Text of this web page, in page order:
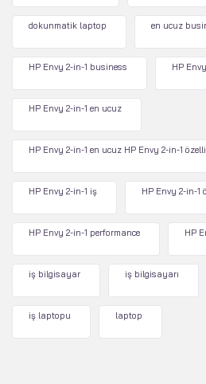
dokunmatik laptop en ucuz
HP Envy 2-in-1 business HP
HP Envy 2-in-1 en ucuz
HP Envy 2-in-1 en ucuz HP Envy 2-in-1
HP Envy 2-in-1 iş HP Envy 2-in-1
HP Envy 2-in-1 performance HP
iş bilgisayar iş bilgisayarı
iş laptopu laptop